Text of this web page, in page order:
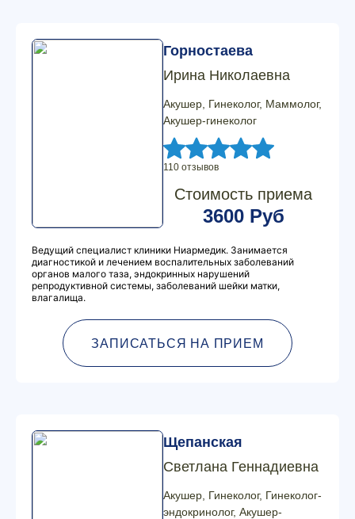
Горностаева
Ирина Николаевна
Акушер, Гинеколог, Маммолог,
Акушер-гинеколог
110 отзывов
Стоимость приема
3600 Руб
Ведущий специалист клиники Ниармедик. Занимается
диагностикой и лечением воспалительных заболеваний
органов малого таза, эндокринных нарушений
репродуктивной системы, заболеваний шейки матки,
влагалища.
ЗАПИСАТЬСЯ НА ПРИЕМ
Щепанская
Светлана Геннадиевна
Акушер, Гинеколог, Гинеколог-
эндокринолог, Акушер-